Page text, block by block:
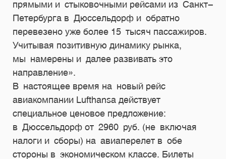
прямыми и стыковочными рейсами из Санкт-
Петербурга в Дюссельдорф и обратно
перевезено уже более 15 тысяч пассажиров.
Учитывая позитивную динамику рынка,
мы намерены и далее развивать это
направление».
В настоящее время на новый рейс
авиакомпании Lufthansa действует
специальное ценовое предложение:
в Дюссельдорф от 2960 руб. (не включая
налоги и сборы) на авиаперелет в обе
стороны в экономическом классе. Билеты